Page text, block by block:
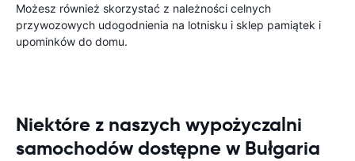
Możesz również skorzystać z należności celnych
przywozowych udogodnienia na lotnisku i sklep pamiątek i
upominków do domu.
Niektóre z naszych wypożyczalni
samochodów dostępne w Bułgaria